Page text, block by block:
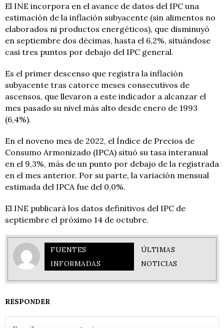
El INE incorpora en el avance de datos del IPC una
estimación de la inflación subyacente (sin alimentos no
elaborados ni productos energéticos), que disminuyó
en septiembre dos décimas, hasta el 6,2%, situándose
casi tres puntos por debajo del IPC general.
Es el primer descenso que registra la inflación
subyacente tras catorce meses consecutivos de
ascensos, que llevaron a este indicador a alcanzar el
mes pasado su nivel más alto desde enero de 1993
(6,4%).
En el noveno mes de 2022, el Índice de Precios de
Consumo Armonizado (IPCA) situó su tasa interanual
en el 9,3%, más de un punto por debajo de la registrada
en el mes anterior. Por su parte, la variación mensual
estimada del IPCA fue del 0,0%.
El INE publicará los datos definitivos del IPC de
septiembre el próximo 14 de octubre.
FUENTES
INFORMADAS
ÚLTIMAS
NOTICIAS
RESPONDER